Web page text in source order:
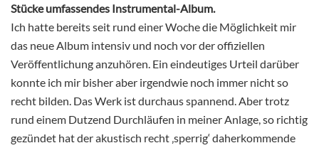
Stücke umfassendes Instrumental-Album.
Ich hatte bereits seit rund einer Woche die Möglichkeit mir
das neue Album intensiv und noch vor der offiziellen
Veröffentlichung anzuhören. Ein eindeutiges Urteil darüber
konnte ich mir bisher aber irgendwie noch immer nicht so
recht bilden. Das Werk ist durchaus spannend. Aber trotz
rund einem Dutzend Durchläufen in meiner Anlage, so richtig
gezündet hat der akustisch recht ‚sperrig‘ daherkommende